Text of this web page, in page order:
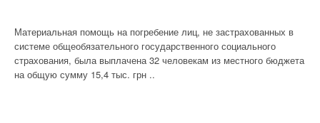
Материальная помощь на погребение лиц, не застрахованных в
системе общеобязательного государственного социального
страхования, была выплачена 32 человекам из местного бюджета
на общую сумму 15,4 тыс. грн ..